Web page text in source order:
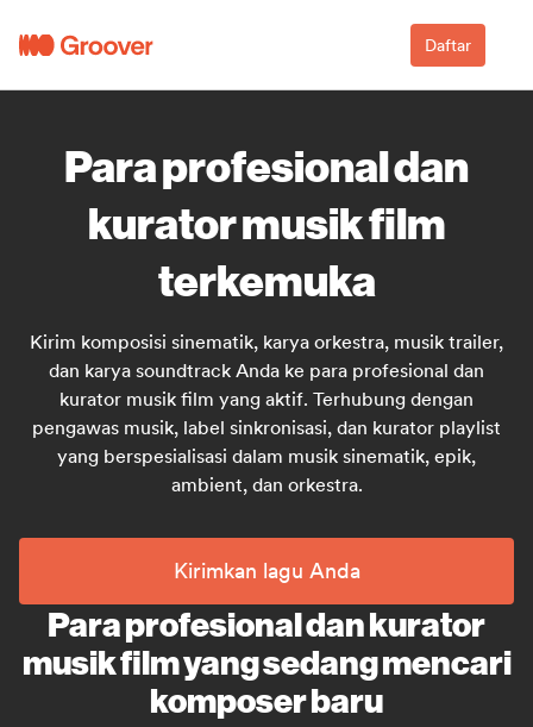
Daftar
Para profesional dan
kurator musik film
terkemuka
Kirim komposisi sinematik, karya orkestra, musik trailer,
dan karya soundtrack Anda ke para profesional dan
kurator musik film yang aktif. Terhubung dengan
pengawas musik, label sinkronisasi, dan kurator playlist
yang berspesialisasi dalam musik sinematik, epik,
ambient, dan orkestra.
Kirimkan lagu Anda
Para profesional dan kurator
musik film yang sedang mencari
komposer baru